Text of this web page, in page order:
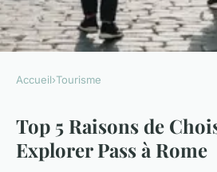
Top 5 Raisons de
City Explorer Pass
Accueil›Tourisme
Top 5 Raisons de
Explorer Pass à Rome